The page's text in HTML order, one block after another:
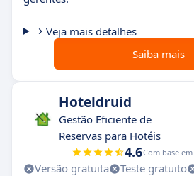
Veja mais detalhes
Saiba mais
Hoteldruid
Gestão Eficiente de
Reservas para Hotéis
4.6Com base em
Versão gratuita Teste gratuito